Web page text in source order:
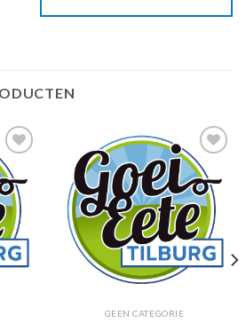
in
Zet in
mijn
favorieten
GEEN CATEGORIE